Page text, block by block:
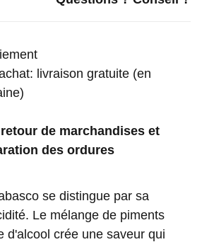
livraison gratuite (en
de marchandises et
des ordures
se distingue par sa
Le mélange de piments
d'alcool crée une saveur qui